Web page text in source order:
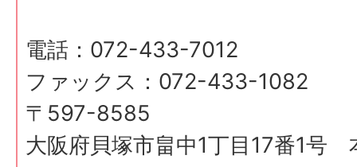
電話：072-433-7012
ファックス：072-433-1082
〒597-8585
大阪府貝塚市畠中1丁目17番1号